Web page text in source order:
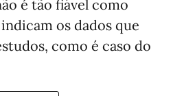
é tão fiável como
os dados que
como é caso do